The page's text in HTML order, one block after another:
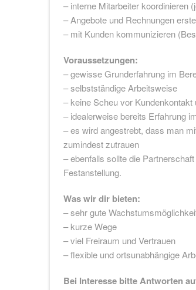
– interne Mitarbeiter koordinieren
– Angebote und Rechnungen
– mit Kunden kommunizieren
Voraussetzungen:
– gewisse Grunderfahrung im
– selbstständige Arbeitsweise
– keine Scheu vor
– idealerweise bereits Erfahrung
– es wird angestrebt, dass man
zumindest zutrauen
– ebenfalls sollte die
Festanstellung.
Was wir dir bieten:
– sehr gute
– kurze Wege
– viel Freiraum und Vertrauen
– flexible und ortsunabhängige
Bei Interesse bitte Antworten